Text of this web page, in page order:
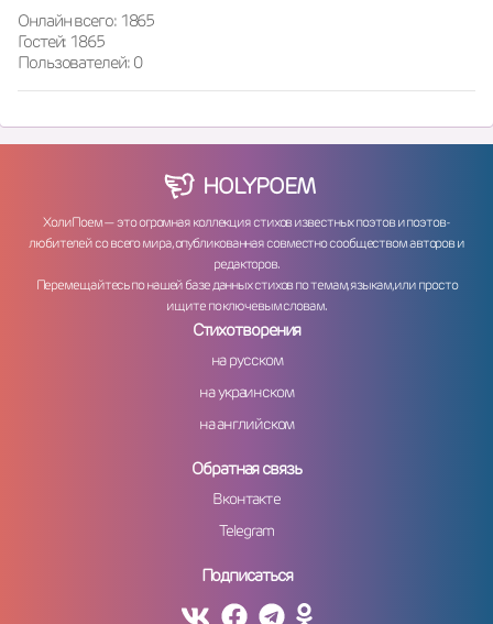
Онлайн всего: 1865
Гостей: 1865
Пользователей: 0
HOLYPOEM
ХолиПоем — это огромная коллекция стихов известных поэтов и поэтов-
любителей со всего мира, опубликованная совместно сообществом авторов и
редакторов.
Перемещайтесь по нашей базе данных стихов по темам, языкам, или просто
ищите по ключевым словам.
Стихотворения
на русском
на украинском
на английском
Обратная связь
Вконтакте
Telegram
Подписаться